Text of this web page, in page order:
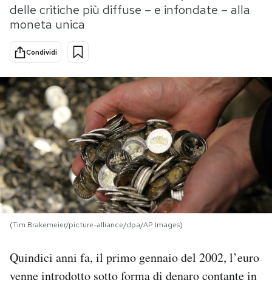
Internet
Scienza
Cultura
Economia
Sport
Ok Boomer!
Mondiali calcio 2026
PODCAST
NEWSLETTER
I MIEI PREFERITI
SHOP
delle critiche più diffuse – e infondate – alla
moneta unica
Condividi
(Tim Brakemeier/picture-alliance/dpa/AP Images)
Quindici anni fa, il primo gennaio del 2002, l’euro
venne introdotto sotto forma di denaro contante in